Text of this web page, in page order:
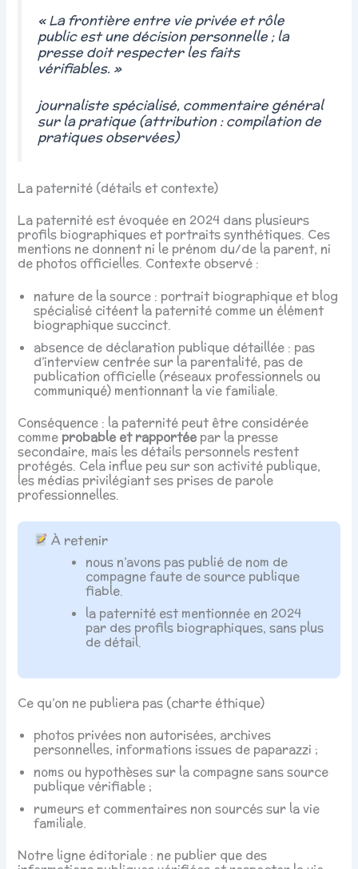
« La frontière entre vie privée et rôle
public est une décision personnelle ; la
presse doit respecter les faits
vérifiables. »
journaliste spécialisé, commentaire général
sur la pratique (attribution : compilation de
pratiques observées)
La paternité (détails et contexte)
La paternité est évoquée en 2024 dans plusieurs
profils biographiques et portraits synthétiques. Ces
mentions ne donnent ni le prénom du/de la parent, ni
de photos officielles. Contexte observé :
nature de la source : portrait biographique et blog
spécialisé citéent la paternité comme un élément
biographique succinct.
absence de déclaration publique détaillée : pas
d’interview centrée sur la parentalité, pas de
publication officielle (réseaux professionnels ou
communiqué) mentionnant la vie familiale.
Conséquence : la paternité peut être considérée
comme probable et rapportéepar la presse
secondaire, mais les détails personnels restent
protégés. Cela influe peu sur son activité publique,
les médias privilégiant ses prises de parole
professionnelles.
À retenir
nous n’avons pas publié de nom de
compagne faute de source publique
fiable.
la paternité est mentionnée en 2024
par des profils biographiques, sans plus
de détail.
Ce qu’on ne publiera pas (charte éthique)
photos privées non autorisées, archives
personnelles, informations issues de paparazzi ;
noms ou hypothèses sur la compagne sans source
publique vérifiable ;
rumeurs et commentaires non sourcés sur la vie
familiale.
Notre ligne éditoriale : ne publier que des